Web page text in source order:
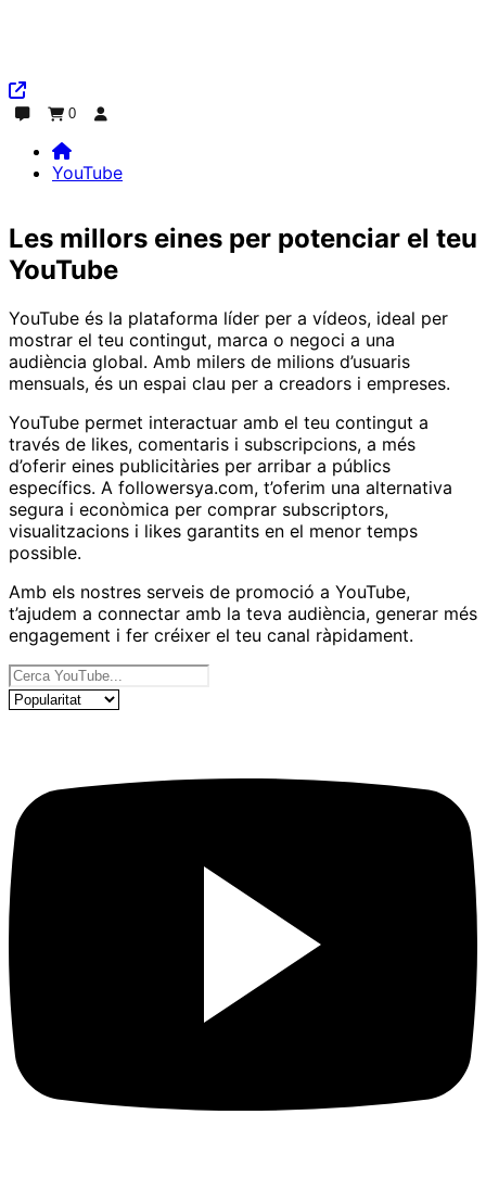
0
YouTube
YouTube
Les millors eines per potenciar el teu
YouTube
YouTube és la plataforma líder per a vídeos, ideal per
mostrar el teu contingut, marca o negoci a una
audiència global. Amb milers de milions d’usuaris
mensuals, és un espai clau per a creadors i empreses.
YouTube permet interactuar amb el teu contingut a
través de likes, comentaris i subscripcions, a més
d’oferir eines publicitàries per arribar a públics
específics. A followersya.com, t’oferim una alternativa
segura i econòmica per comprar subscriptors,
visualitzacions i likes garantits en el menor temps
possible.
Amb els nostres serveis de promoció a YouTube,
t’ajudem a connectar amb la teva audiència, generar més
engagement i fer créixer el teu canal ràpidament.
Els nostres serveis
Ordena els productes